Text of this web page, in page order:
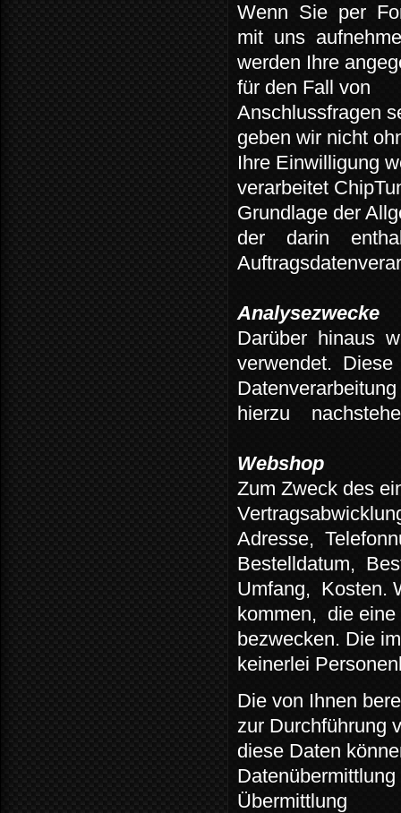
Wenn Sie per
mit uns
werden Ihre
für den Fall von
Anschlussfragen
geben wir nicht
Ihre Einwilligung
verarbeitet
Grundlage der
der
darin
Analysezwecke
Darüber hinaus
verwendet. Diese
Datenverarbeitung
hierzu
Webshop
Zum Zweck des
Adresse,
Bestelldatum,
Umfang, Kosten.
kommen, die
bezwecken. Die
keinerlei
Die von Ihnen
zur Durchführung
diese Daten
Übermittlung